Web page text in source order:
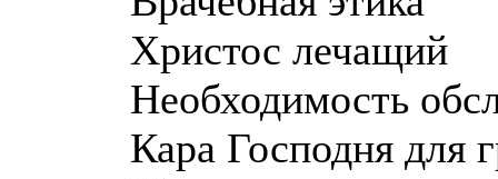
Христос лечащий
Необходимость
Кара Господня для